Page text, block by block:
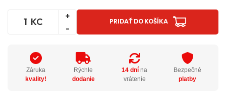
KC
+
-
PRIDAŤ DO KOŠÍKA
Záruka
kvality!
Rýchle
dodanie
14 dní na
vrátenie
Bezpečné
platby